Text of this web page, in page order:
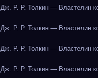
Дж. Р. Р. Толкин — Властелин
Дж. Р. Р. Толкин — Властелин
Дж. Р. Р. Толкин — Властелин
Дж. Р. Р. Толкин — Властелин